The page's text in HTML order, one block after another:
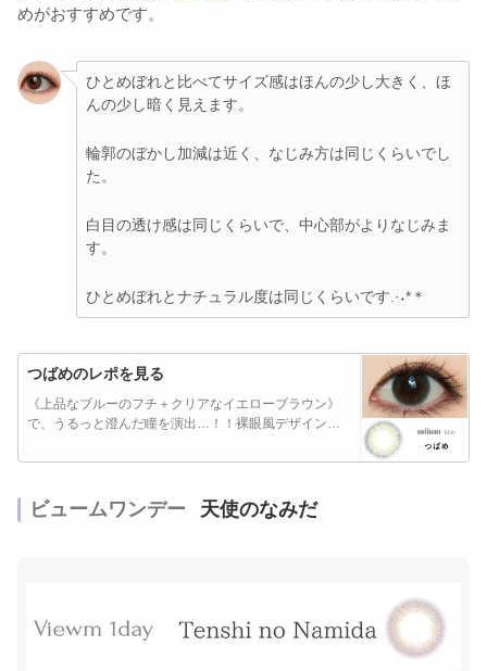
めがおすすめです。
ひとめぼれと比べてサイズ感はほんの少し大きく、ほ
んの少し暗く見えます。
輪郭のぼかし加減は近く、なじみ方は同じくらいでし
た。
白目の透け感は同じくらいで、中心部がよりなじみま
す。
ひとめぼれとナチュラル度は同じくらいです.·˖*＊
つばめのレポを見る
《上品なブルーのフチ＋クリアなイエローブラウン》
で、うるっと澄んだ瞳を演出…！！裸眼風デザインが
ビュームワンデー 天使のなみだ